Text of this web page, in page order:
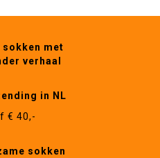
sokken met
verhaal
in NL
€ 40,-
sokken